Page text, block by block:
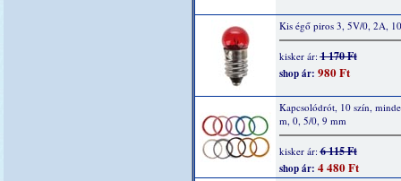
Kis égő piros 3, 5V/0, 2A,
kisker ár:1 170 Ft
shop ár: 980 Ft
Kapcsolódrót, 10 szín,
m, 0, 5/0, 9 mm
kisker ár:6 115 Ft
shop ár: 4 480 Ft